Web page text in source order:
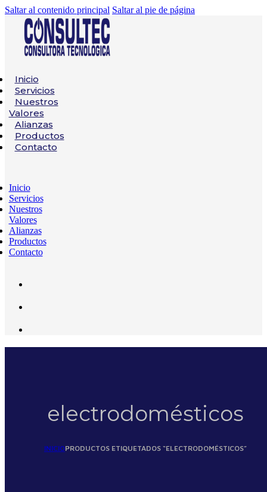
Saltar al contenido principal Saltar al pie de página
Inicio
Servicios
Nuestros
Valores
Alianzas
Productos
Contacto
Inicio
Servicios
Nuestros
Valores
Alianzas
Productos
Contacto
electrodomésticos
INICIOPRODUCTOS ETIQUETADOS “ELECTRODOMÉSTICOS”